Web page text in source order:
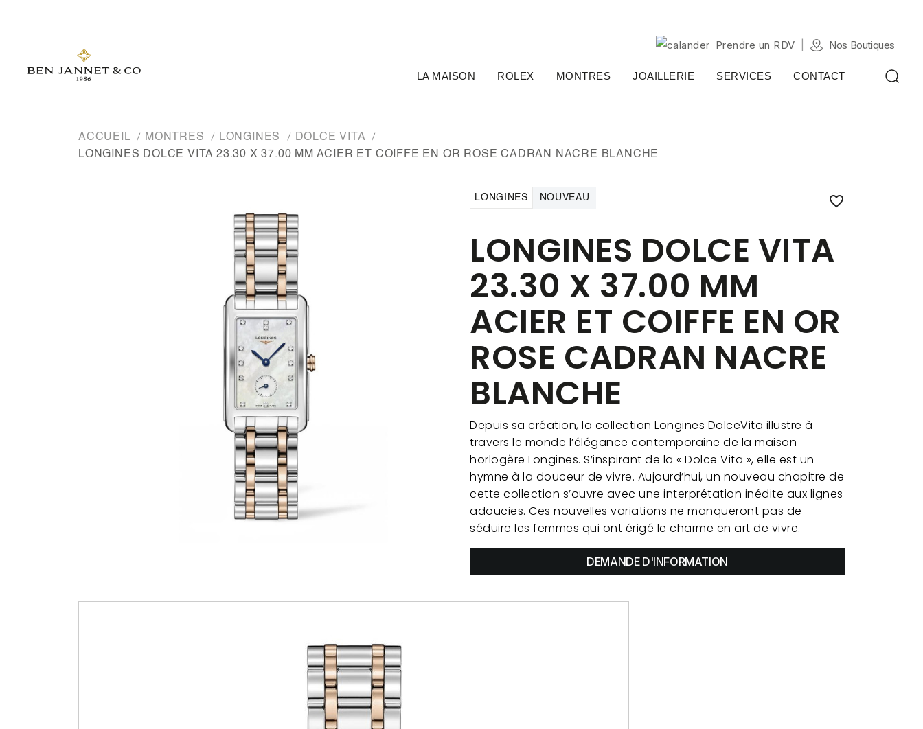
Prendre un RDV Nos Boutiques
LA MAISON ROLEX MONTRES JOAILLERIE SERVICES CONTACT
ACCUEIL MONTRES LONGINES
DOLCE VITA
LONGINES DOLCE VITA 23.30 X 37.00 MM ACIER ET COIFFE EN OR ROSE CADRAN NACRE BLANCHE
LONGINES NOUVEAU 
LONGINES DOLCE VITA
23.30 X 37.00 MM
ACIER ET COIFFE EN OR
ROSE CADRAN NACRE
BLANCHE
Depuis sa création, la collection Longines DolceVita illustre à
travers le monde l’élégance contemporaine de la maison
horlogère Longines. S’inspirant de la « Dolce Vita », elle est un
hymne à la douceur de vivre. Aujourd’hui, un nouveau chapitre de
cette collection s’ouvre avec une interprétation inédite aux lignes
adoucies. Ces nouvelles variations ne manqueront pas de
séduire les femmes qui ont érigé le charme en art de vivre.
DEMANDE D'INFORMATION